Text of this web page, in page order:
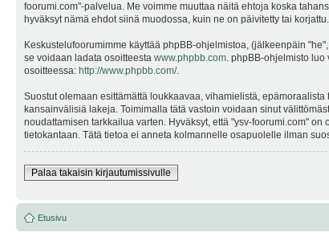
foorumi.com"-palvelua. Me voimme muuttaa näitä ehtoja koska
hyväksyt nämä ehdot siinä muodossa, kuin ne on päivitetty tai korjattu.
Keskustelufoorumimme käyttää phpBB-ohjelmistoa, (jälkeenpäin
se voidaan ladata osoitteesta www.phpbb.com. phpBB-ohjelmisto
osoitteessa: http://www.phpbb.com/.
Suostut olemaan esittämättä loukkaavaa, vihamielistä,
kansainvälisiä lakeja. Toimimalla tätä vastoin voidaan sinut
noudattamisen tarkkailua varten. Hyväksyt, että "ysv-foorumi.com"
tietokantaan. Tätä tietoa ei anneta kolmannelle osapuolelle ilman
Palaa takaisin kirjautumissivulle
Etusivu